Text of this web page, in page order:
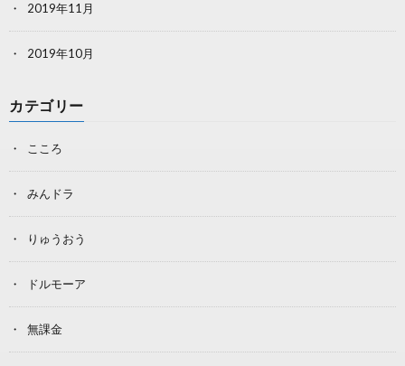
2019年11月
2019年10月
カテゴリー
こころ
みんドラ
りゅうおう
ドルモーア
無課金